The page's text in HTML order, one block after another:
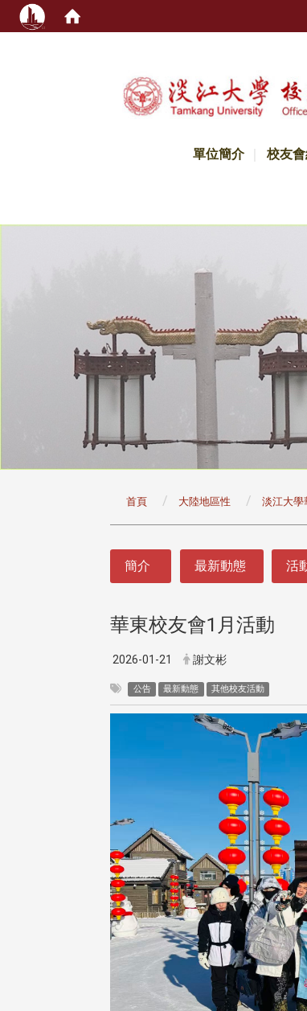
單位簡介 校友
首頁 大陸地區性 淡江大學
簡介 最新動態 活
華東校友會1月活動
2026-01-21 謝文彬
公告 最新動態 其他校友活動
大學主任秘書曾守正率隊
大學主任秘書、中文系校友
正，於115年6月2日(二)率政
學校友服務相關同仁蒞臨本 ...
頭版 熱門焦點
十四載深耕校友情
執行長彭春陽榮
相伴同行
校友處執行長彭春
30日(四)榮退，為其
校友服務、凝聚海內